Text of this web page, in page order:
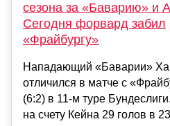
сезона за «Баварию» и
Сегодня форвард забил
«Фрайбургу»
Нападающий «Баварии»
отличился в матче с
(6:2) в 11-м туре
на счету Кейна 29 голов в